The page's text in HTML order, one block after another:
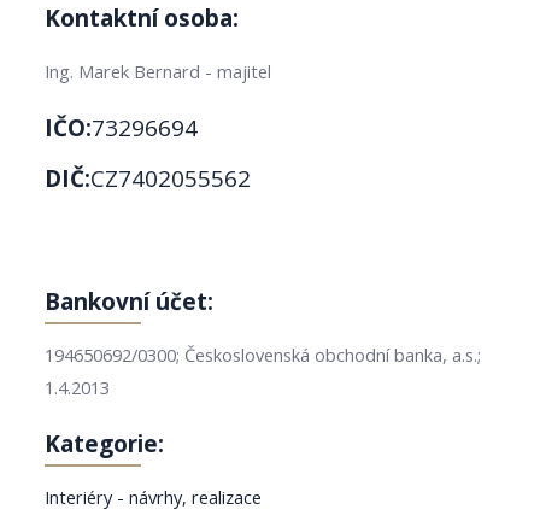
Kontaktní osoba:
Ing. Marek Bernard - majitel
IČO:73296694
DIČ:CZ7402055562
Bankovní účet:
194650692/0300; Československá obchodní banka, a.s.;
1.4.2013
Kategorie:
Interiéry - návrhy, realizace